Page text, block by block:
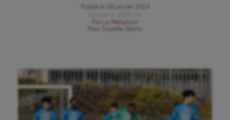
Publié le
28 janvier 2024
Par
La Rédaction
Gazette Sports